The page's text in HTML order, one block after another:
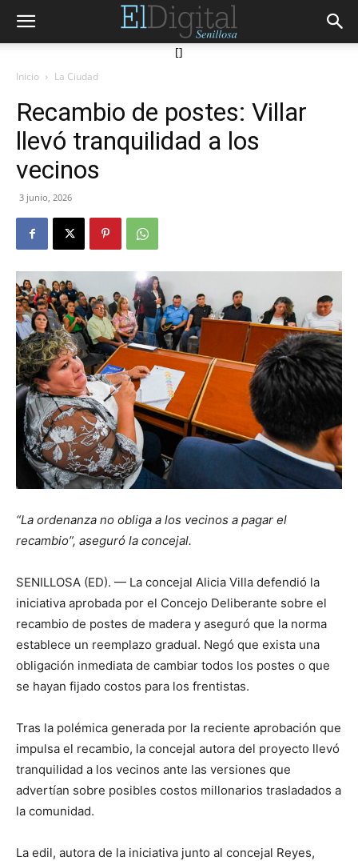
[]
Inicio La Ciudad
Recambio de postes: Villar
llevó tranquilidad a los
vecinos
3 junio, 2026
“La ordenanza no obliga a los vecinos a pagar el
recambio”, aseguró la concejal.
SENILLOSA (ED). — La concejal Alicia Villa defendió la
iniciativa aprobada por el Concejo Deliberante sobre el
recambio de postes de madera y aseguró que la norma
establece un reemplazo gradual. Negó que exista una
obligación inmediata de cambiar todos los postes o que
se hayan fijado costos para los frentistas.
Tras la polémica generada por la reciente aprobación que
impulsa el recambio, la concejal autora del proyecto llevó
tranquilidad a los vecinos ante las versiones que
advertían sobre posibles costos millonarios trasladados a
la comunidad.
La edil, autora de la iniciativa junto al concejal Reyes,